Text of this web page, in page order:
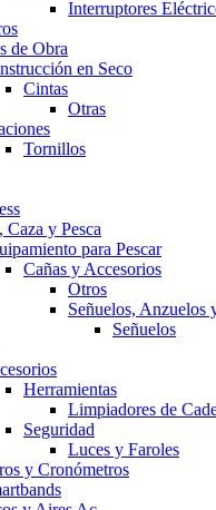
Interruptores
de Obra
en Seco
Cintas
Otras
Tornillos
Caza y Pesca
para Pescar
Cañas y Accesorios
Otros
Señuelos, Anzuelos
Señuelos
Herramientas
Limpiadores de
Seguridad
Luces y Faroles
y Cronómetros